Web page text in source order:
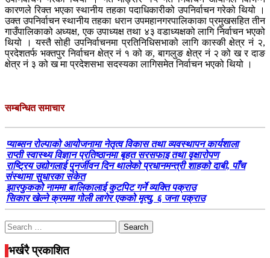
कारणले रिक्त भएका स्थानीय तहका पदाधिकारीको उपनिर्वाचन गरेको थियो ।
उक्त उपनिर्वाचन स्थानीय तहका धरान उपमहानगरपालिकाका प्रमुखसहित तीन
गाउँपालिकाको अध्यक्ष, एक उपाध्यक्ष तथा ४३ वडाध्यक्षको लागि निर्वाचन भएको
थियो । यस्तै सोही उपनिर्वाचनमा प्रतिनिधिसभाको लागि कास्की क्षेत्र नं २,
प्रदेशतर्फ भक्तपुर निर्वाचन क्षेत्र नं १ को क, बागलुङ क्षेत्र नं २ को ख र दाङ
क्षेत्र नं ३ को ख मा प्रदेशसभा सदस्यका लागिसमेत निर्वाचन भएको थियो ।
सम्बन्धित समाचार
प्याब्सन रोल्पाको आयोजनामा नेतृत्व विकास तथा व्यवस्थापन कार्यशाला
राप्ती स्वास्थ्य विज्ञान प्रतिष्ठानमा बृहत सरसफाइ तथा वृक्षारोपण
राष्ट्रिय उद्योगलाई पुनर्जीवन दिन थालेको प्रधानमन्त्री शाहको दाबी, पाँच
संस्थामा सुधारका संकेत
झारफुकको नाममा बालिकालाई कुटपिट गर्ने व्यक्ति पक्राउ
सिकार खेल्ने क्रममा गोली लागेर एकको मृत्यु, ६ जना पक्राउ
Search
for:
भर्खरै प्रकाशित